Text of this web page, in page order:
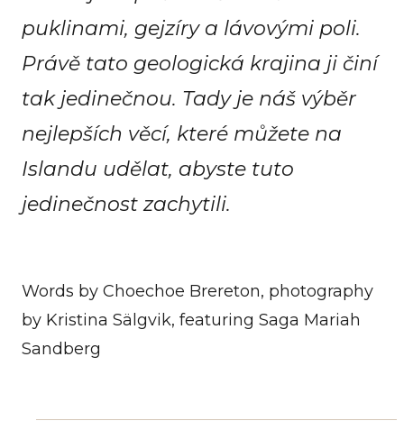
puklinami, gejzíry a lávovými poli.
Právě tato geologická krajina ji činí
tak jedinečnou. Tady je náš výběr
nejlepších věcí, které můžete na
Islandu udělat, abyste tuto
jedinečnost zachytili.
Words by Choechoe Brereton, photography
by Kristina Sälgvik, featuring Saga Mariah
Sandberg